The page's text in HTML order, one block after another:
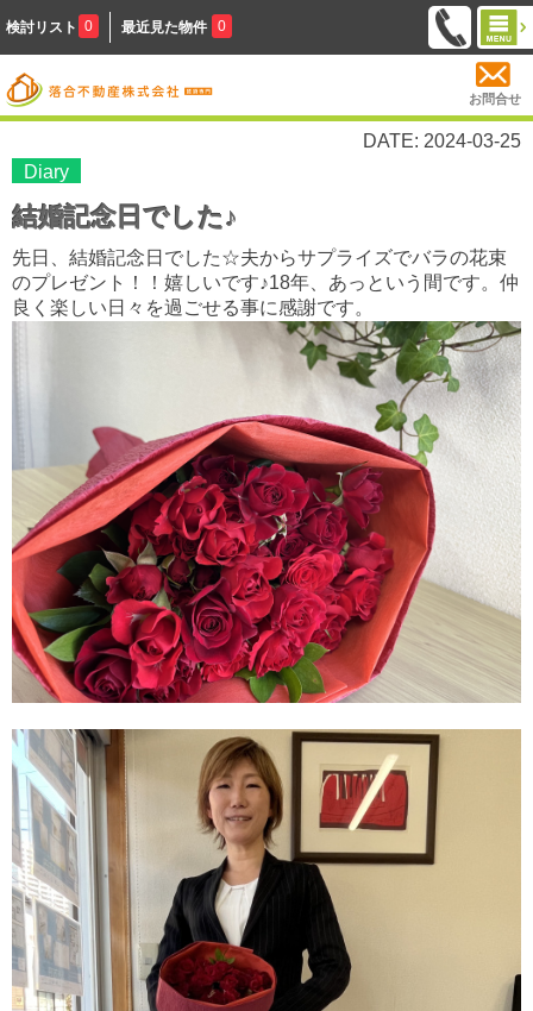
検討リスト 0 最近見た物件 0
お問合せ
DATE: 2024-03-25
Diary
結婚記念日でした♪
先日、結婚記念日でした☆夫からサプライズでバラの花束
のプレゼント！！嬉しいです♪18年、あっという間です。仲
良く楽しい日々を過ごせる事に感謝です。